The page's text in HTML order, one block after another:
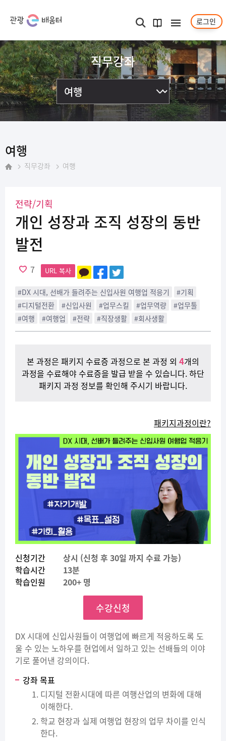
검색
과정
안내서
메뉴보기 로그인
직무강좌
여행
직무강좌 여행
전략/기획
개인 성장과 조직 성장의 동반
발전
7 URL 복사
#DX 시대, 선배가 들려주는 신입사원 여행업 적응기
#기획
#디지털전환
#신입사원 #업무스킬 #업무역량
#업무툴
#여행
#여행업 #전략 #직장생활 #회사생활
본 과정은 패키지 수료증 과정으로 본 과정 외 4개의
과정을 수료해야 수료증을 발급 받을 수 있습니다. 하단
패키지 과정 정보를 확인해 주시기 바랍니다.
패키지과정이란?
신청기간
상시 (신청 후 30일 까지 수료 가능)
학습시간
13분
학습인원
200+ 명
수강신청
DX 시대에 신입사원들이 여행업에 빠르게 적응하도록 도
울 수 있는 노하우를 현업에서 일하고 있는 선배들의 이야
기로 풀어낸 강의이다.
강좌 목표
디지털 전환시대에 따른 여행산업의 변화에 대해
이해한다.
학교 현장과 실제 여행업 현장의 업무 차이를 인식
한다.